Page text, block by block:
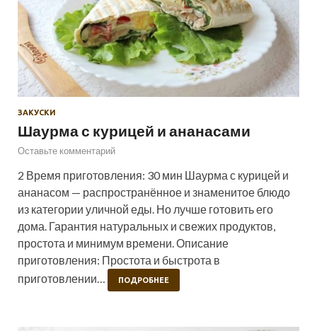
ЗАКУСКИ
Шаурма с курицей и ананасами
Оставьте комментарий
2 Время приготовления: 30 мин Шаурма с курицей и
ананасом — распространённое и знаменитое блюдо
из категории уличной еды. Но лучше готовить его
дома. Гарантия натуральных и свежих продуктов,
простота и минимум времени. Описание
приготовления: Простота и быстрота в
приготовлении…
ПОДРОБНЕЕ